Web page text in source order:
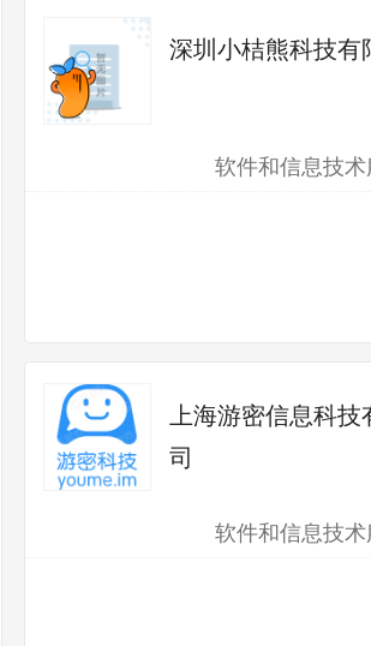
深圳小桔熊科技有
软件和信息技术
上海游密信息科技
司
软件和信息技术